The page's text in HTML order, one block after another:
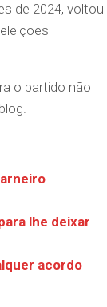
de 2024, voltou
o partido não
lhe deixar
acordo